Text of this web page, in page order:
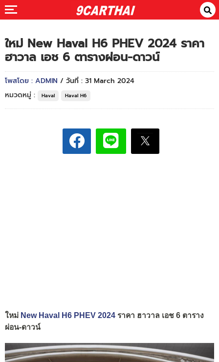
ใหม่ New Haval H6 PHEV 2024 ราคา
ฮาวาล เอช 6 ตารางผ่อน-ดาวน์
โพสโดย : ADMIN / วันที่ : 31 March 2024
หมวดหมู่ :
Haval Haval H6
ใหม่ New Haval H6 PHEV 2024 ราคา ฮาวาล เอช 6 ตาราง
ผ่อน-ดาวน์